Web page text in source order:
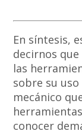
En síntesis,
decirnos
las
sobre su
mecánico
conocer